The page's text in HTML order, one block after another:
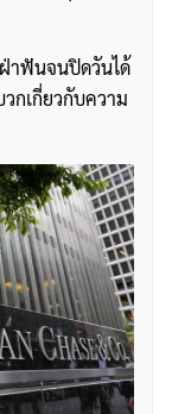
าฟันจนปิดวันได้
กเกี่ยวกับความ